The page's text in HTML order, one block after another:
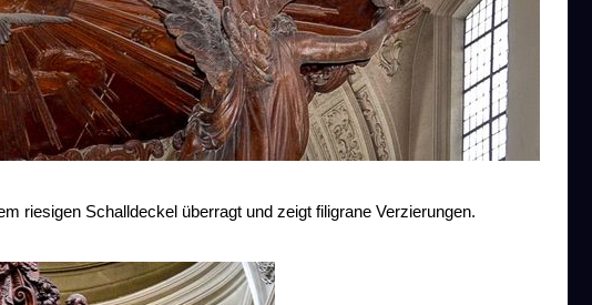
riesigen Schalldeckel überragt und zeigt filigrane Verzierungen.